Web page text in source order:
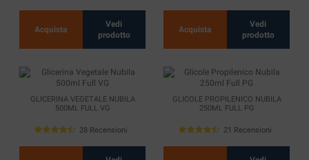
Acquista
Vedi
prodotto
Acquista
Vedi
prodotto
GLICERINA VEGETALE NUBILA
500ML FULL VG
28 Recensioni
GLICOLE PROPILENICO NUBILA
250ML FULL PG
21 Recensioni